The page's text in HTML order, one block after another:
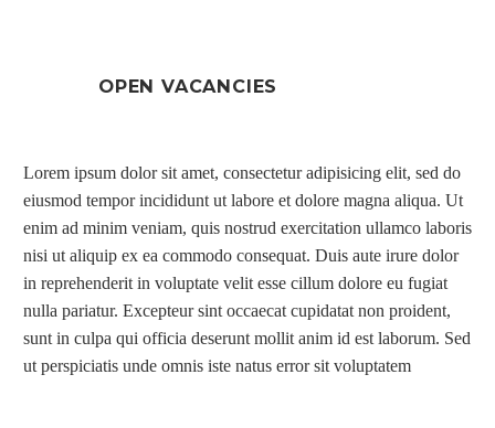
OPEN VACANCIES
Lorem ipsum dolor sit amet, consectetur adipisicing elit, sed do
eiusmod tempor incididunt ut labore et dolore magna aliqua. Ut
enim ad minim veniam, quis nostrud exercitation ullamco laboris
nisi ut aliquip ex ea commodo consequat. Duis aute irure dolor
in reprehenderit in voluptate velit esse cillum dolore eu fugiat
nulla pariatur. Excepteur sint occaecat cupidatat non proident,
sunt in culpa qui officia deserunt mollit anim id est laborum. Sed
ut perspiciatis unde omnis iste natus error sit voluptatem